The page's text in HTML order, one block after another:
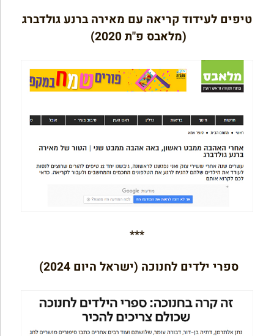
טיפים לעידוד קריאה עם מאירה ברנע גולדברג
(מלאבס פ"ת 2020)
***
ספרי ילדים לחנוכה (ישראל היום 2024)